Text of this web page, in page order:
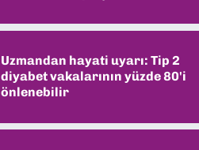
Uzmandan hayati uyarı: Tip 2
diyabet vakalarının yüzde 80'i
önlenebilir